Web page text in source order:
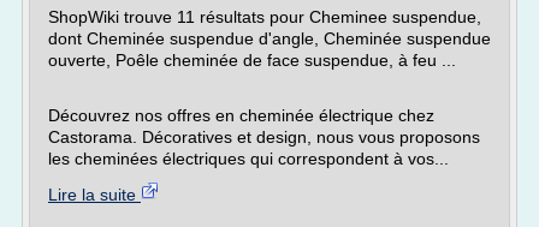
ShopWiki trouve 11 résultats pour Cheminee suspendue,
dont Cheminée suspendue d'angle, Cheminée suspendue
ouverte, Poêle cheminée de face suspendue, à feu ...
Découvrez nos offres en cheminée électrique chez
Castorama. Décoratives et design, nous vous proposons
les cheminées électriques qui correspondent à vos...
Lire la suite